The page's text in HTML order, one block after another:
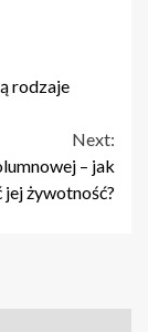
rodzaje
Next:
– jak
jej żywotność?